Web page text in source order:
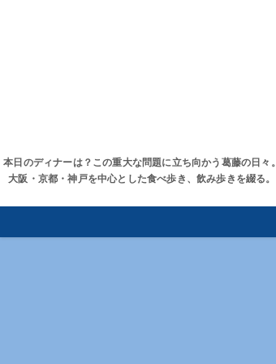
本日のディナーは？この重大な問題に立ち向かう葛藤の日々。
大阪・京都・神戸を中心とした食べ歩き、飲み歩きを綴る。